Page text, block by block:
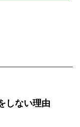
しない理由